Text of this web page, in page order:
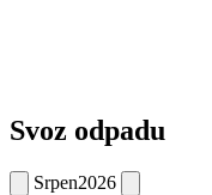
Svoz odpadu
Srpen2026